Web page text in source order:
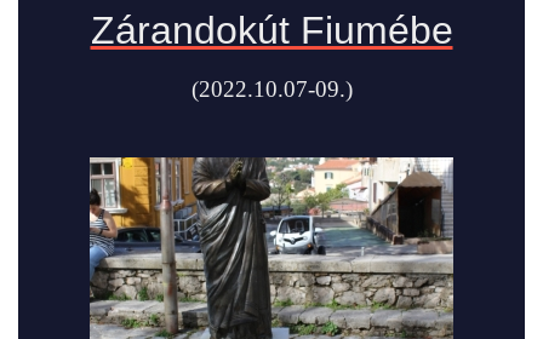
Zárandokút Fiumébe
(2022.10.07-09.)